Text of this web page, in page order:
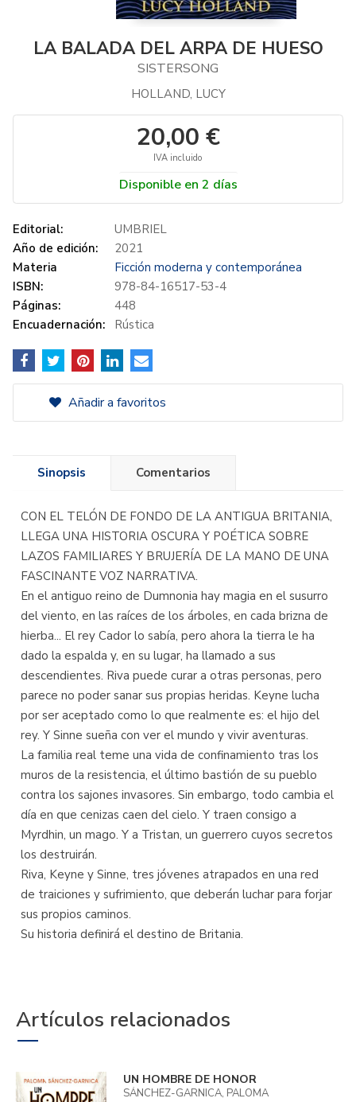
LA BALADA DEL ARPA DE HUESO
SISTERSONG
HOLLAND, LUCY
20,00 €
IVA incluido
Disponible en 2 días
Editorial:
UMBRIEL
Año de edición:
2021
Materia
Ficción moderna y contemporánea
ISBN:
978-84-16517-53-4
Páginas:
448
Encuadernación:
Rústica
Añadir a favoritos
Sinopsis Comentarios
CON EL TELÓN DE FONDO DE LA ANTIGUA BRITANIA,
LLEGA UNA HISTORIA OSCURA Y POÉTICA SOBRE
LAZOS FAMILIARES Y BRUJERÍA DE LA MANO DE UNA
FASCINANTE VOZ NARRATIVA.
En el antiguo reino de Dumnonia hay magia en el susurro
del viento, en las raíces de los árboles, en cada brizna de
hierba... El rey Cador lo sabía, pero ahora la tierra le ha
dado la espalda y, en su lugar, ha llamado a sus
descendientes. Riva puede curar a otras personas, pero
parece no poder sanar sus propias heridas. Keyne lucha
por ser aceptado como lo que realmente es: el hijo del
rey. Y Sinne sueña con ver el mundo y vivir aventuras.
La familia real teme una vida de confinamiento tras los
muros de la resistencia, el último bastión de su pueblo
contra los sajones invasores. Sin embargo, todo cambia el
día en que cenizas caen del cielo. Y traen consigo a
Myrdhin, un mago. Y a Tristan, un guerrero cuyos secretos
los destruirán.
Riva, Keyne y Sinne, tres jóvenes atrapados en una red
de traiciones y sufrimiento, que deberán luchar para forjar
sus propios caminos.
Su historia definirá el destino de Britania.
Artículos relacionados
UN HOMBRE DE HONOR
SÁNCHEZ-GARNICA, PALOMA